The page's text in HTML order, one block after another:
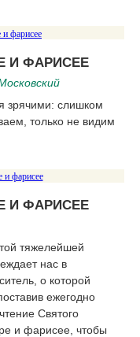
И ФАРИСЕЕ
зрячими: слишком
только не видим
И ФАРИСЕЕ
тяжелейшей
нас в
о которой
ежегодно
Святого
и фарисее, чтобы